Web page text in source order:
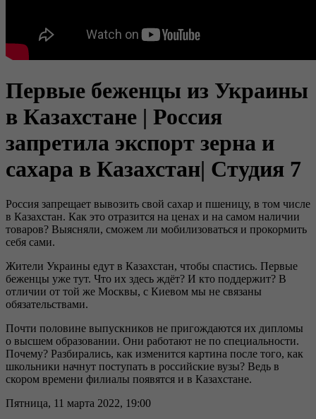
Первые беженцы из Украины
в Казахстане | Россия
запретила экспорт зерна и
сахара в Казахстан| Студия 7
Россия запрещает вывозить свой сахар и пшеницу, в том числе
в Казахстан. Как это отразится на ценах и на самом наличии
товаров? Выясняли, сможем ли мобилизоваться и прокормить
себя сами.
Жители Украины едут в Казахстан, чтобы спастись. Первые
беженцы уже тут. Что их здесь ждёт? И кто поддержит? В
отличии от той же Москвы, с Киевом мы не связаны
обязательствами.
Почти половине выпускников не пригождаются их дипломы
о высшем образовании. Они работают не по специальности.
Почему? Разбирались, как изменится картина после того, как
школьники начнут поступать в российские вузы? Ведь в
скором времени филиалы появятся и в Казахстане.
Пятница, 11 марта 2022, 19:00